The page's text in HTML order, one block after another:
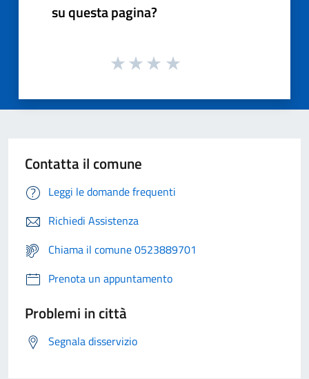
su questa pagina?
Contatta il comune
Leggi le domande frequenti
Richiedi Assistenza
Chiama il comune 0523889701
Prenota un appuntamento
Problemi in città
Segnala disservizio